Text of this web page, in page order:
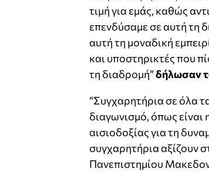
τιμή για εμάς, καθώς
επενδύσαμε σε αυτή τη
αυτή τη μοναδική
και υποστηρικτές που
τη διαδρομή”δήλωσαν
“Συγχαρητήρια σε όλα
διαγωνισμό, όπως είναι
αισιοδοξίας για τη
συγχαρητήρια αξίζουν
Πανεπιστημίου